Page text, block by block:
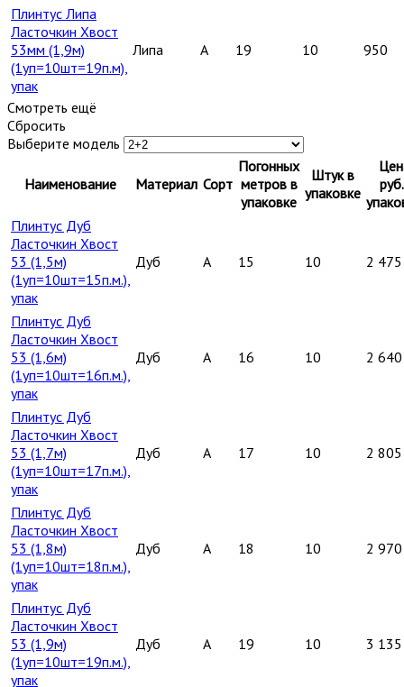
Плинтус Липа
Ласточкин Хвост
53мм (1,9м)
(1уп=10шт=19п.м),
упак
Липа A 19 10 950
Смотреть ещё
Сбросить
Выберите модель
Наименование Материал Сорт
Погонных
метров в
упаковке
Штук в
упаковке
Плинтус Дуб
Ласточкин Хвост
53 (1,5м)
(1уп=10шт=15п.м.),
упак
Дуб A 15 10 2 475
Плинтус Дуб
Ласточкин Хвост
53 (1,6м)
(1уп=10шт=16п.м.),
упак
Дуб A 16 10 2 640
Плинтус Дуб
Ласточкин Хвост
53 (1,7м)
(1уп=10шт=17п.м.),
упак
Дуб A 17 10 2 805
Плинтус Дуб
Ласточкин Хвост
53 (1,8м)
(1уп=10шт=18п.м.),
упак
Дуб A 18 10 2 970
Плинтус Дуб
Ласточкин Хвост
53 (1,9м)
(1уп=10шт=19п.м.),
упак
Дуб A 19 10 3 135